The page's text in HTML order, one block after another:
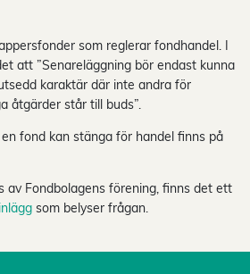
som reglerar fondhandel. I
att ”Senareläggning bör endast kunna
karaktär där inte andra för
åtgärder står till buds”.
fond kan stänga för handel finns på
av Fondbolagens förening, finns det ett
som belyser frågan.